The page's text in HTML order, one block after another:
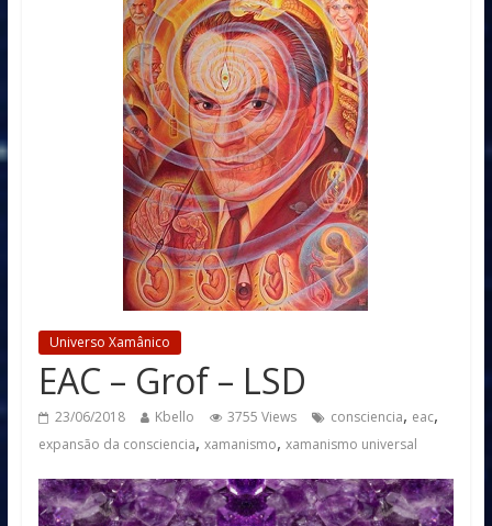
Universo Xamânico
EAC – Grof – LSD
23/06/2018 Kbello 3755 Views consciencia, eac,
expansão da consciencia, xamanismo, xamanismo universal